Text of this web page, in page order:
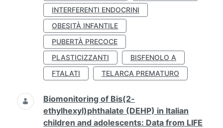
INTERFERENTI ENDOCRINI
OBESITÀ INFANTILE
PUBERTÀ PRECOCE
PLASTICIZZANTI
BISFENOLO A
FTALATI
TELARCA PREMATURO
Biomonitoring of Bis(2-
ethylhexyl)phthalate (DEHP) in Italian
children and adolescents: Data from LIFE